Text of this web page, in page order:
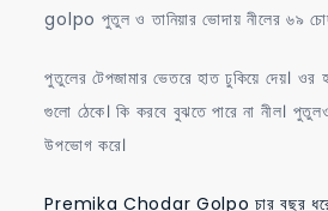
golpo পুতুল ও তানিয়ার ভোদায় নীলের ৬৯
পুতুলের টেপজামার ভেতরে হাত ঢুকিয়ে দেয়।
গুলো ঠেকে। কি করবে বুঝতে পারে না নীল।
উপভোগ করে।
Premika Chodar Golpo চার বছর ধরে